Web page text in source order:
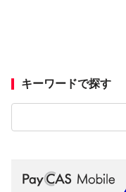
キーワードで探す